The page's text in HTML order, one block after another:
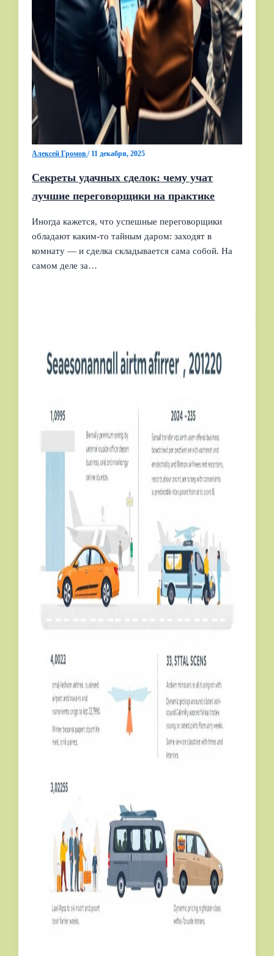
Алексей Громов/ 11 декабря, 2025
Секреты удачных сделок: чему учат
лучшие переговорщики на практике
Иногда кажется, что успешные переговорщики
обладают каким‑то тайным даром: заходят в
комнату — и сделка складывается сама собой. На
самом деле за…